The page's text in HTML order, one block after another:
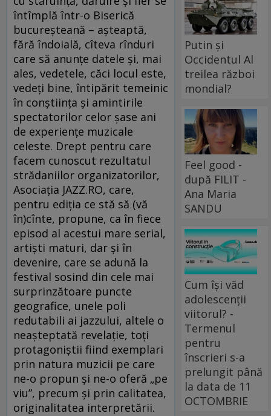
întîmplă într-o Biserică
bucureșteană – așteaptă,
fără îndoială, cîteva rînduri
care să anunțe datele și, mai
ales, vedetele, căci locul este,
vedeți bine, întipărit temeinic
în conștiința și amintirile
spectatorilor celor șase ani
de experiențe muzicale
celeste. Drept pentru care
facem cunoscut rezultatul
strădaniilor organizatorilor,
Asociația JAZZ.RO, care,
pentru ediția ce stă să (vă
în)cînte, propune, ca în fiece
episod al acestui mare serial,
artiști maturi, dar și în
devenire, care se adună la
festival sosind din cele mai
surprinzătoare puncte
geografice, unele poli
redutabili ai jazzului, altele o
neașteptată revelație, toți
protagoniștii fiind exemplari
prin natura muzicii pe care
ne-o propun și ne-o oferă „pe
viu”, precum și prin calitatea,
originalitatea interpretării.
Putin și
Occidentul Al
treilea război
mondial?
Feel good -
după FILIT -
Ana Maria
SANDU
Cum își văd
adolescenții
viitorul? -
Termenul
pentru
înscrieri s-a
prelungit până
la data de 11
OCTOMBRIE